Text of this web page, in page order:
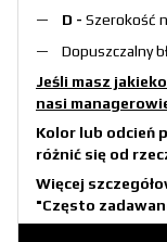
D - Szerokość
Dopuszczalny
Jeśli masz
nasi
Kolor lub odcień
różnić się od
Więcej
"Często